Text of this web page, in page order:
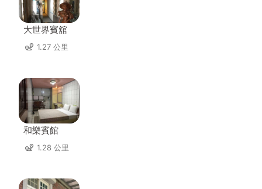
大世界賓舘
1.27 公里
和樂賓館
1.28 公里